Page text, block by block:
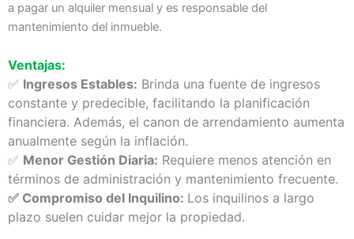
a pagar un alquiler mensual y es responsable del
mantenimiento del inmueble.
Ventajas:
✅ Ingresos Estables: Brinda una fuente de ingresos
constante y predecible, facilitando la planificación
financiera. Además, el canon de arrendamiento aumenta
anualmente según la inflación.
✅ Menor Gestión Diaria: Requiere menos atención en
términos de administración y mantenimiento frecuente.
✅ Compromiso del Inquilino: Los inquilinos a largo
plazo suelen cuidar mejor la propiedad.